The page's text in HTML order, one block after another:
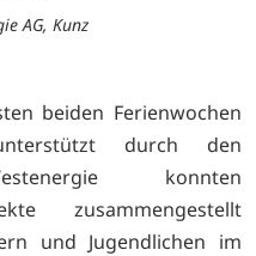
AG, Kunz
beiden Ferienwochen
durch den
konnten
zusammengestellt
und Jugendlichen im